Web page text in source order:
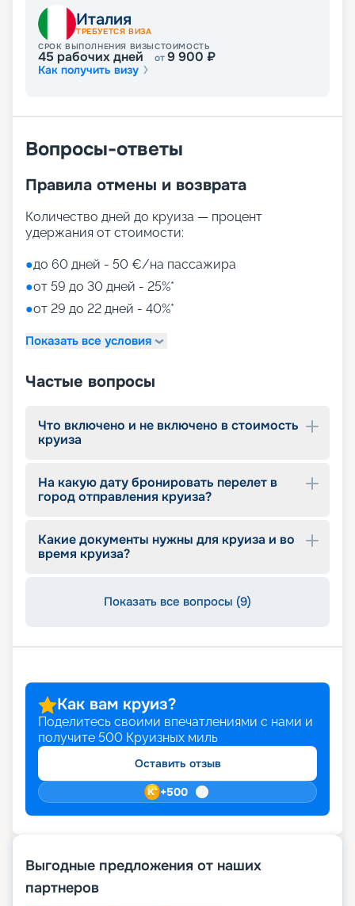
Развлечения на лайнере
Лайнер предлагает огромное разнообразие
На выбор представлены такие пространства:
релаксационный комплекс только для взрослых)
бассейнами, клубами, игровыми зонами)
для детей)
Aquapark (с открытыми игровыми
водными пушками, 3 водными горками с
эффектами виртуальной реальности)
мини-гольф и теннис
7 бассейнов
детский внутренний комплекс,
Италия
ТРЕБУЕТСЯ ВИЗА
СРОК ВЫПОЛНЕНИЯ ВИЗЫ
45 рабочих дней
СТОИМОСТЬ
от9 900 ₽
Как получить визу
Вопросы-ответы
Правила отмены и возврата
Количество дней до круиза — процент
удержания от стоимости:
●до 60 дней - 50 €/на пассажира
●от 59 до 30 дней - 25%*
●от 29 до 22 дней - 40%*
Показать все условия
Частые вопросы
Что включено и не включено в стоимость
круиза
На какую дату бронировать перелет в
город отправления круиза?
Какие документы нужны для круиза и во
время круиза?
Показать все вопросы (9)
Как вам круиз?
Поделитесь своими впечатлениями с нами и
получите 500 Круизных миль
Оставить отзыв
+500
Выгодные предложения от наших
партнеров